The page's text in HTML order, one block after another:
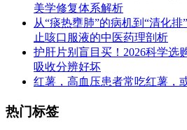
美学修复体系解析
从“痰热壅肺”的病机到“清化
止咳口服液的中医药理剖析
护肝片别盲目买！2026科学选
吸收分辨好坏
红薯，高血压患者常吃红薯，
热门标签